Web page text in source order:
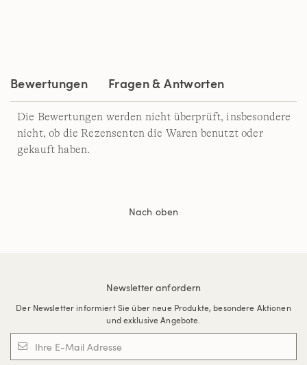
Bewertungen Fragen & Antworten
Die Bewertungen werden nicht überprüft, insbesondere
nicht, ob die Rezensenten die Waren benutzt oder
gekauft haben.
Nach oben
Newsletter anfordern
Der Newsletter informiert Sie über neue Produkte, besondere Aktionen
und exklusive Angebote.